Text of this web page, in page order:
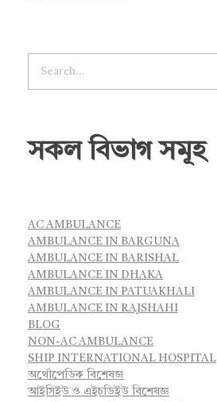
সকল বিভাগ সমূহ
AC AMBULANCE
AMBULANCE IN BARGUNA
AMBULANCE IN BARISHAL
AMBULANCE IN DHAKA
AMBULANCE IN PATUAKHALI
AMBULANCE IN RAJSHAHI
BLOG
NON-AC AMBULANCE
SHIP INTERNATIONAL HOSPITAL
অর্থোপেডিক বিশেষজ্ঞ
আইসিইউ ও এইচডিইউ বিশেষজ্ঞ